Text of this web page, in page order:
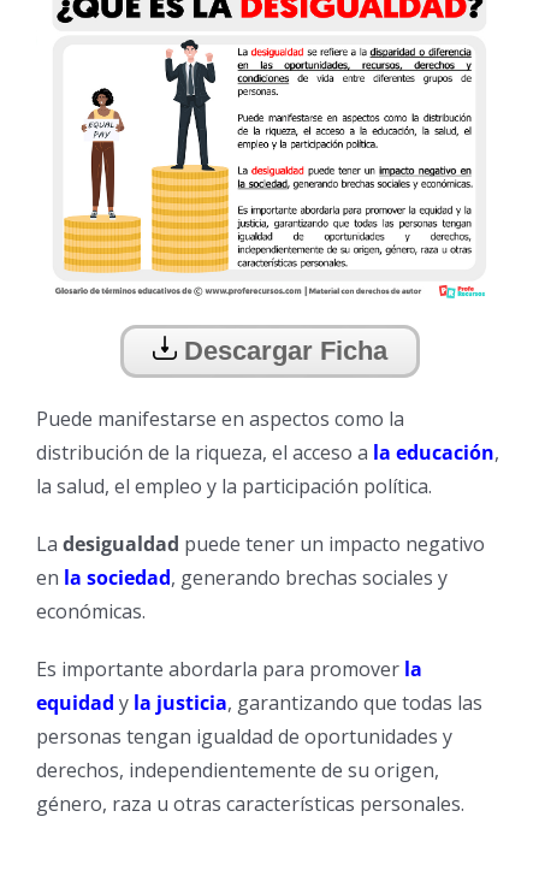
Descargar Ficha
Puede manifestarse en aspectos como la
distribución de la riqueza, el acceso a la educación,
la salud, el empleo y la participación política.
La desigualdad puede tener un impacto negativo
en la sociedad, generando brechas sociales y
económicas.
Es importante abordarla para promover la
equidad y la justicia, garantizando que todas las
personas tengan igualdad de oportunidades y
derechos, independientemente de su origen,
género, raza u otras características personales.